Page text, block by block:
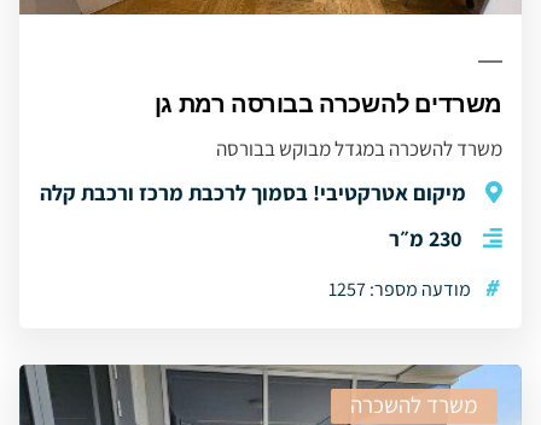
משרדים להשכרה בבורסה רמת גן
משרד להשכרה במגדל מבוקש בבורסה
מיקום אטרקטיבי! בסמוך לרכבת מרכז ורכבת קלה
# מודעה מספר: 1257
משרד להשכרה